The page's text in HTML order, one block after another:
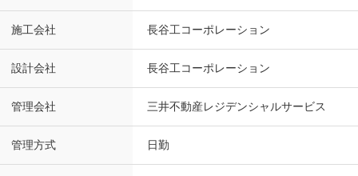
施工会社 長谷工コーポレーション
設計会社 長谷工コーポレーション
管理会社 三井不動産レジデンシャルサービス
管理方式 日勤